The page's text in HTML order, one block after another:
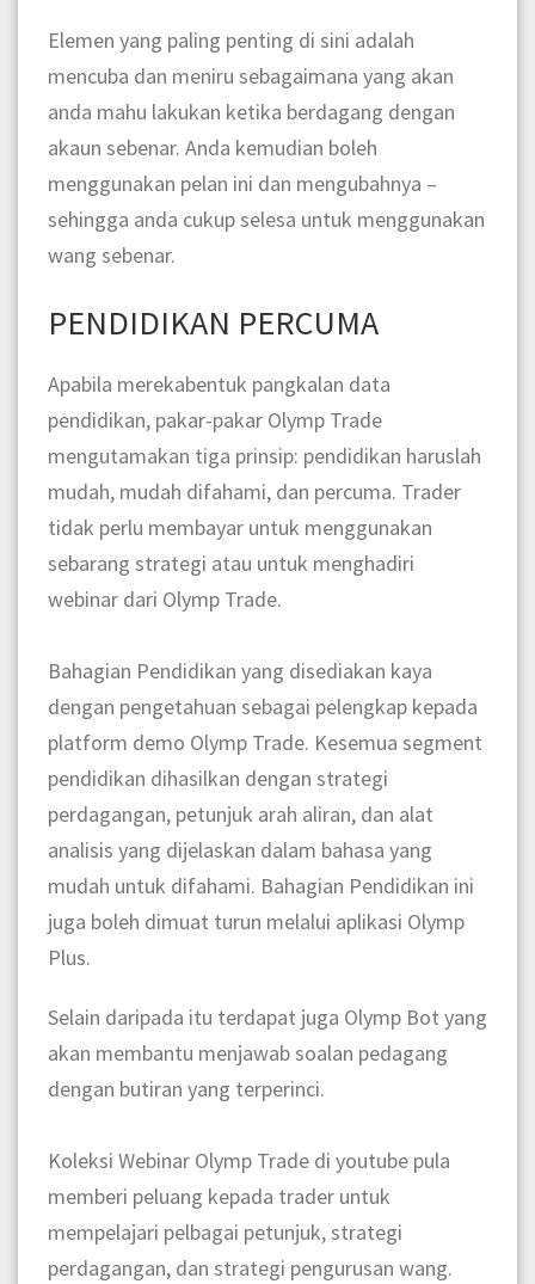
Elemen yang paling penting di sini adalah
mencuba dan meniru sebagaimana yang akan
anda mahu lakukan ketika berdagang dengan
akaun sebenar. Anda kemudian boleh
menggunakan pelan ini dan mengubahnya –
sehingga anda cukup selesa untuk menggunakan
wang sebenar.
PENDIDIKAN PERCUMA
Apabila merekabentuk pangkalan data
pendidikan, pakar-pakar Olymp Trade
mengutamakan tiga prinsip: pendidikan haruslah
mudah, mudah difahami, dan percuma. Trader
tidak perlu membayar untuk menggunakan
sebarang strategi atau untuk menghadiri
webinar dari Olymp Trade.
Bahagian Pendidikan yang disediakan kaya
dengan pengetahuan sebagai pelengkap kepada
platform demo Olymp Trade. Kesemua segment
pendidikan dihasilkan dengan strategi
perdagangan, petunjuk arah aliran, dan alat
analisis yang dijelaskan dalam bahasa yang
mudah untuk difahami. Bahagian Pendidikan ini
juga boleh dimuat turun melalui aplikasi Olymp
Plus.
Selain daripada itu terdapat juga Olymp Bot yang
akan membantu menjawab soalan pedagang
dengan butiran yang terperinci.
Koleksi Webinar Olymp Trade di youtube pula
memberi peluang kepada trader untuk
mempelajari pelbagai petunjuk, strategi
perdagangan, dan strategi pengurusan wang.